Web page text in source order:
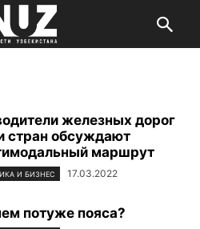
железных дорог
стран обсуждают
маршрут
И БИЗНЕС 17.03.2022
потуже пояса?